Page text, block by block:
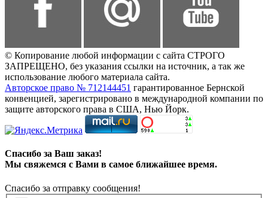
© Копирование любой информации с сайта СТРОГО
ЗАПРЕЩЕНО, без указания ссылки на источник, а так же
использование любого материала сайта.
Авторское право № 712144451 гарантированное Бернской
конвенцией, зарегистрировано в международной компании по
защите авторского права в США, Нью Йорк.
Спасибо за Ваш заказ!
Мы свяжемся с Вами в самое ближайшее время.
Спасибо за отправку сообщения!